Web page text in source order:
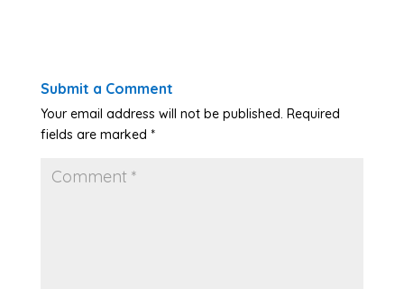
Submit a Comment
Your email address will not be published. Required
fields are marked *